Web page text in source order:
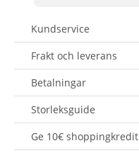
Kundservice
Frakt och leverans
Betalningar
Storleksguide
Ge 10€ shoppingkredit